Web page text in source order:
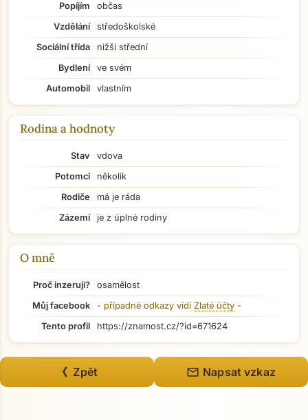
Přejít na hlavní obsah
Popíjím
občas
Vzdělání
středoškolské
Sociální třída
nižší střední
Bydlení
ve svém
Automobil
vlastním
Rodina a hodnoty
Stav
vdova
Potomci
několik
Rodiče
má je ráda
Zázemí
je z úplné rodiny
O mně
Proč inzeruji?
osamělost
Můj facebook
- případné odkazy vidí Zlaté účty -
Tento profil
https://znamost.cz/?id=671624
《 Zpět mail Napsat vzkaz